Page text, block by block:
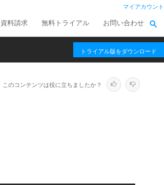
マイアカウント
資料請求 無料トライアル お問い合わせ
トライアル版をダウンロード
このコンテンツは役に立ちましたか？